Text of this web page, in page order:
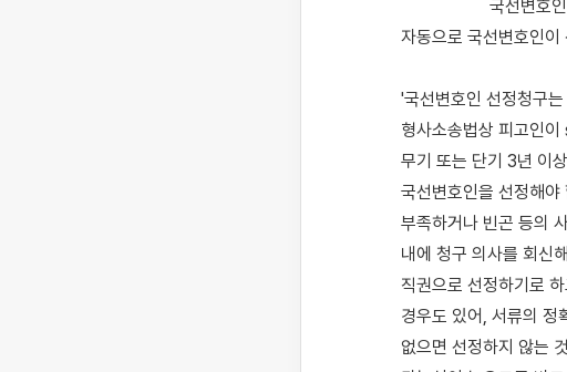
자동으로 국선변호인
'국선변호인 선정청구
형사소송법상 피고인이
무기 또는 단기 3년 이
국선변호인을 선정해
부족하거나 빈곤 등의
내에 청구 의사를 회신
직권으로 선정하기로
경우도 있어, 서류의 정
없으면 선정하지 않는